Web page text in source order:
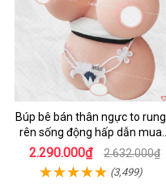
Búp bê bán thân ngực to rung
rên sống động hấp dẫn mua
ngay
2.290.000₫ 2.632.000₫
(3,499)